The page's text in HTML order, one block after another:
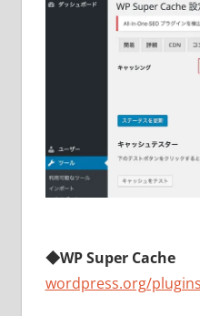
◆WP Super Cache
wordpress.org/